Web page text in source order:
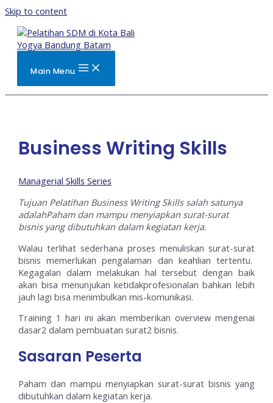
Skip to content
Main Menu
Business Writing Skills
Managerial Skills Series
Tujuan Pelatihan Business Writing Skills salah satunya
adalahPaham dan mampu menyiapkan surat-surat
bisnis yang dibutuhkan dalam kegiatan kerja.
Walau terlihat sederhana proses menuliskan surat-surat
bisnis memerlukan pengalaman dan keahlian tertentu.
Kegagalan dalam melakukan hal tersebut dengan baik
akan bisa menunjukan ketidakprofesionalan bahkan lebih
jauh lagi bisa menimbulkan mis-komunikasi.
Training 1 hari ini akan memberikan overview mengenai
dasar2 dalam pembuatan surat2 bisnis.
Sasaran Peserta
Paham dan mampu menyiapkan surat-surat bisnis yang
dibutuhkan dalam kegiatan kerja.